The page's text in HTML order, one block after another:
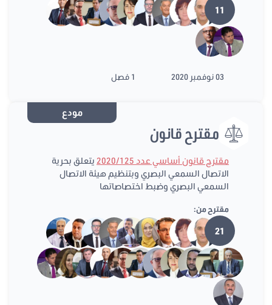
11
03 نوفمبر 2020 1 فصل
مودع
مقترح قانون
مقترح قانون أساسي عدد 2020/125
يتعلق بحرية
الاتصال السمعي البصري وبتنظيم هيئة الاتصال
السمعي البصري وضبط اختصاصاتها
مقترح من:
21